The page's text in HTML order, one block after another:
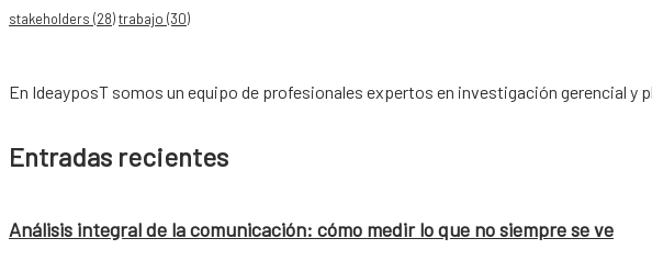
stakeholders (28)trabajo (30)
En IdeayposT somos un equipo de profesionales expertos en investigación gerencial
Entradas recientes
Análisis integral de la comunicación: cómo medir lo que no siempre se ve